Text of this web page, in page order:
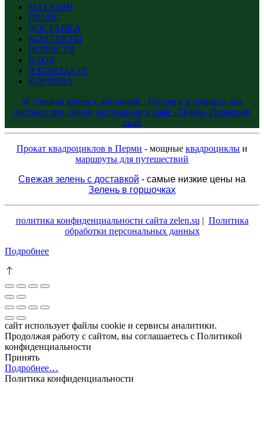
МАГАЗИН
ПРАЙС
ДОСТАВКА
КОНТАКТЫ
НОВОСТИ
ВХОД
В КОНТАКТЕ
КОРЗИНА
@ Свежая зелень с доставкой - Оптом и в розницу для
частных лиц, баров, ресторанов и кафе - Пермь, Пермский
край
Прокат квадроциклов в Перми - мощные квадроциклы и
маршруты для путешествий
Свежая зелень с доставкой - самые низкие цены на
Зелень в горшочках
политика конфиденциальности сайта zelen.su | Политика
обработки персональных данных
Подробнее
сайт использует файлы cookie и сервисы аналитики.
Продолжая работу с сайтом, вы соглашаетесь с Политикой
конфиденциальности
Принять
Подробнее…
Политика конфиденциальности